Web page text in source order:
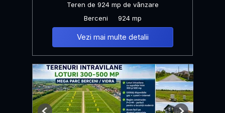
Teren de 924 mp de vânzare
Berceni
924 mp
Vezi mai multe detalii